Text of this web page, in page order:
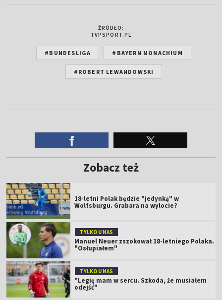
ŹRÓDŁO:
TVPSPORT.PL
#BUNDESLIGA #BAYERN MONACHIUM
#ROBERT LEWANDOWSKI
Zobacz też
18-letni Polak będzie "jedynką" w
Wolfsburgu. Grabara na wylocie?
TYLKO U NAS
Manuel Neuer zszokował 18-letniego Polaka.
"Osłupiałem"
TYLKO U NAS
"Legię mam w sercu. Szkoda, że musiałem
odejść"